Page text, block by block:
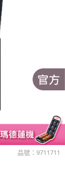
品號： 9711711